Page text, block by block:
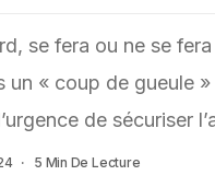
se fera ou ne se
un « coup de gueule
de sécuriser
5 Min De Lecture